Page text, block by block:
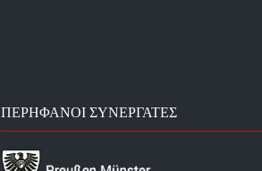
ΠΕΡΉΦΑΝΟΙ ΣΥΝΕΡΓΆΤΕΣ